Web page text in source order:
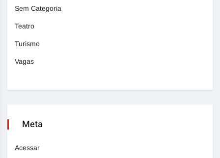
Sem Categoria
Teatro
Turismo
Vagas
Meta
Acessar